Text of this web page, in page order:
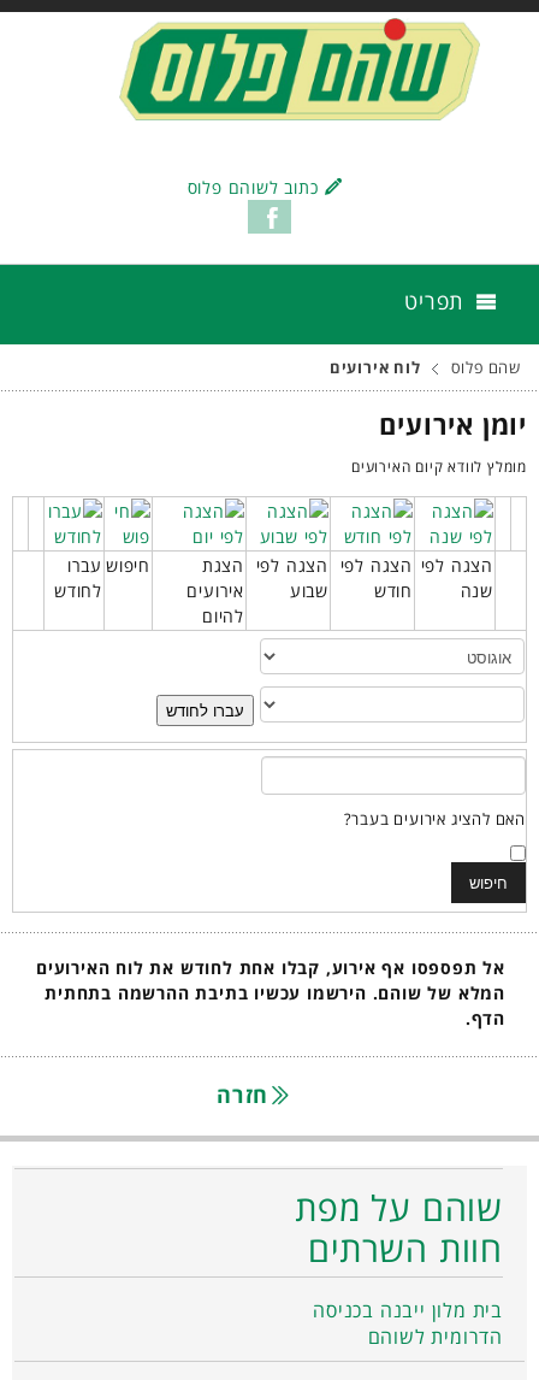
כתוב לשוהם פלוס
תפריט
שהם פלוס לוח אירועים
יומן אירועים
מומלץ לוודא קיום האירועים
הצגה לפי
שנה
הצגה לפי
חודש
הצגה לפי
שבוע
הצגת
אירועים
להיום
חיפוש עברו
לחודש
עברו לחודש
האם להציג אירועים בעבר?
אל תפספסו אף אירוע, קבלו אחת לחודש את לוח האירועים
המלא של שוהם. הירשמו עכשיו בתיבת ההרשמה בתחתית
הדף.
חזרה
שוהם על מפת
חוות השרתים
בית מלון ייבנה בכניסה
הדרומית לשוהם